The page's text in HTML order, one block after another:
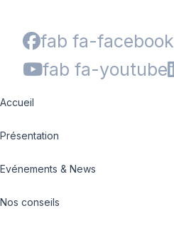
fab fa-facebook
fab fa-youtube
Accueil
Présentation
Evénements & News
Nos conseils